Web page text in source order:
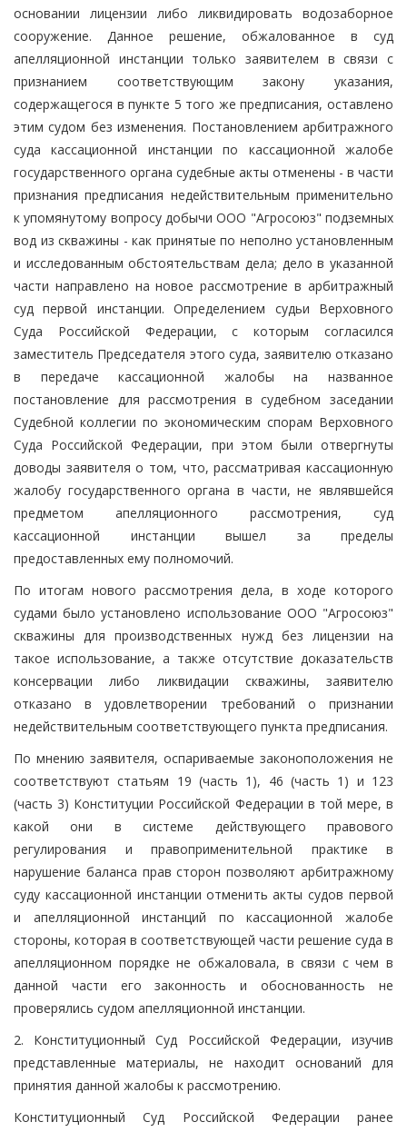
основании лицензии либо ликвидировать водозаборное
сооружение. Данное решение, обжалованное в суд
апелляционной инстанции только заявителем в связи с
признанием соответствующим закону указания,
содержащегося в пункте 5 того же предписания, оставлено
этим судом без изменения. Постановлением арбитражного
суда кассационной инстанции по кассационной жалобе
государственного органа судебные акты отменены - в части
признания предписания недействительным применительно
к упомянутому вопросу добычи ООО "Агросоюз" подземных
вод из скважины - как принятые по неполно установленным
и исследованным обстоятельствам дела; дело в указанной
части направлено на новое рассмотрение в арбитражный
суд первой инстанции. Определением судьи Верховного
Суда Российской Федерации, с которым согласился
заместитель Председателя этого суда, заявителю отказано
в передаче кассационной жалобы на названное
постановление для рассмотрения в судебном заседании
Судебной коллегии по экономическим спорам Верховного
Суда Российской Федерации, при этом были отвергнуты
доводы заявителя о том, что, рассматривая кассационную
жалобу государственного органа в части, не являвшейся
предметом апелляционного рассмотрения, суд
кассационной инстанции вышел за пределы
предоставленных ему полномочий.
По итогам нового рассмотрения дела, в ходе которого
судами было установлено использование ООО "Агросоюз"
скважины для производственных нужд без лицензии на
такое использование, а также отсутствие доказательств
консервации либо ликвидации скважины, заявителю
отказано в удовлетворении требований о признании
недействительным соответствующего пункта предписания.
По мнению заявителя, оспариваемые законоположения не
соответствуют статьям 19 (часть 1), 46 (часть 1) и 123
(часть 3) Конституции Российской Федерации в той мере, в
какой они в системе действующего правового
регулирования и правоприменительной практике в
нарушение баланса прав сторон позволяют арбитражному
суду кассационной инстанции отменить акты судов первой
и апелляционной инстанций по кассационной жалобе
стороны, которая в соответствующей части решение суда в
апелляционном порядке не обжаловала, в связи с чем в
данной части его законность и обоснованность не
проверялись судом апелляционной инстанции.
2. Конституционный Суд Российской Федерации, изучив
представленные материалы, не находит оснований для
принятия данной жалобы к рассмотрению.
Конституционный Суд Российской Федерации ранее